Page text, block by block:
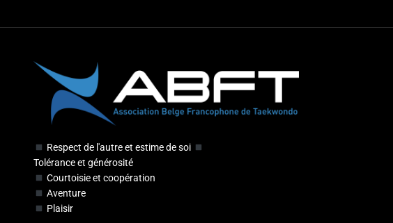
Respect de l'autre et estime de soi
Tolérance et générosité
Courtoisie et coopération
Aventure
Plaisir